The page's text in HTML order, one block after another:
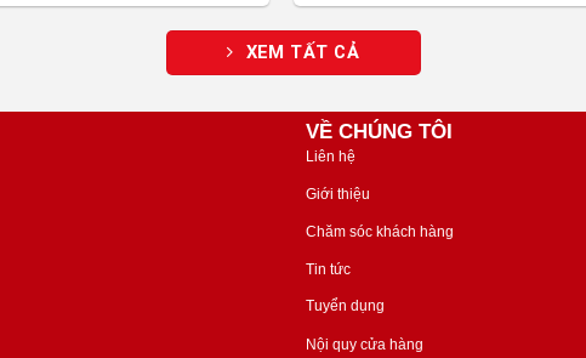
XEM TẤT CẢ
VỀ CHÚNG TÔI
Liên hệ
Giới thiệu
Chăm sóc khách hàng
Tin tức
Tuyển dụng
Nội quy cửa hàng